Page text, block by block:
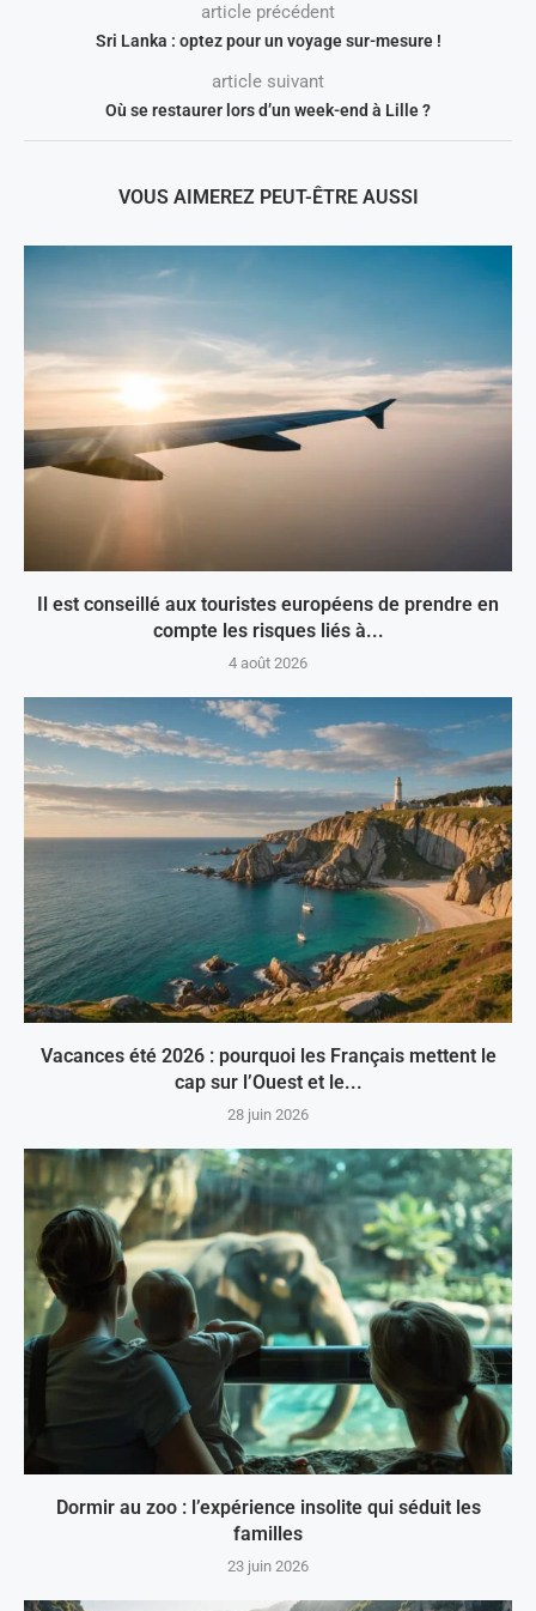
article précédent
Sri Lanka : optez pour un voyage sur-mesure !
article suivant
Où se restaurer lors d’un week-end à Lille ?
VOUS AIMEREZ PEUT-ÊTRE AUSSI
Il est conseillé aux touristes européens de prendre en
compte les risques liés à...
4 août 2026
Vacances été 2026 : pourquoi les Français mettent le
cap sur l’Ouest et le...
28 juin 2026
Dormir au zoo : l’expérience insolite qui séduit les
familles
23 juin 2026